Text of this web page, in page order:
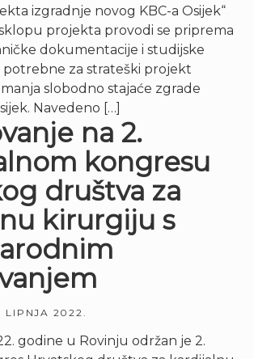
izgradnje novog KBC-a Osijek“
projekta provodi se priprema
dokumentacije i studijske
za strateški projekt
slobodno stajaće zgrade
Navedeno […]
na 2.
kongresu
društva za
kirurgiju s
LIPNJA 2022.
godine u Rovinju održan je 2.